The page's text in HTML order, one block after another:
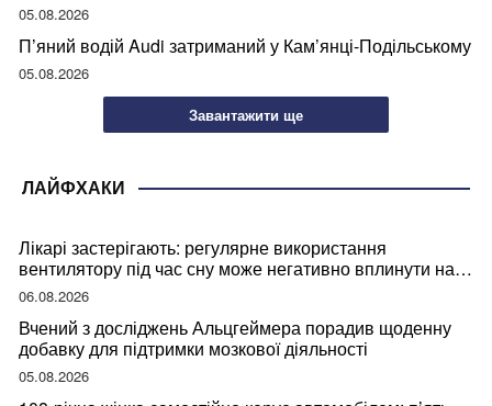
05.08.2026
П’яний водій Audi затриманий у Кам’янці-Подільському
05.08.2026
Завантажити ще
ЛАЙФХАКИ
Лікарі застерігають: регулярне використання
вентилятору під час сну може негативно вплинути на
ваше здоров’я
06.08.2026
Вчений з досліджень Альцгеймера порадив щоденну
добавку для підтримки мозкової діяльності
05.08.2026